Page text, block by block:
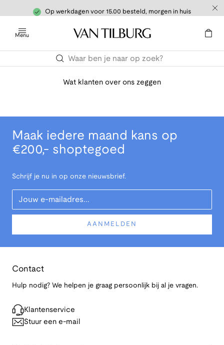
Op werkdagen voor 15.00 besteld, morgen in huis
Menu
Wat klanten over ons zeggen
Maak iedere maand kans op
€200,- shoptegoed
Schrijf je nu in op onze nieuwsbrief.
Your Email
AANMELDEN
Contact
Hulp nodig? We helpen je graag persoonlijk bij al je vragen.
Klantenservice
Stuur een e-mail